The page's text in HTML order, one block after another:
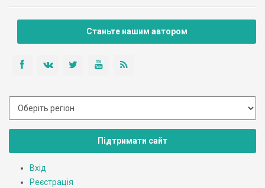
Десь за 4 км від села, серед лісу […]
Станьте нашим автором
Підтримати сайт
Вхід
Реєстрація